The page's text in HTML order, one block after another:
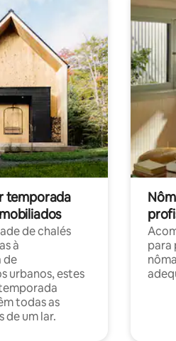
temporada
de chalés
à
de
urbanos, estes
todas as
de um lar.
para